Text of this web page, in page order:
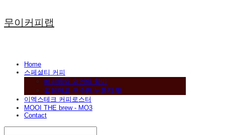
무이커피랩
Home
스페셜티 커피
베리류와 와인의 향미
깔끔하고 구수한 누룽지 맛
이멕스테크 커피로스터
MOOI THE brew - MO3
Contact